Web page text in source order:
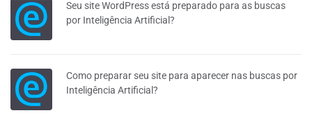
Seu site WordPress está preparado para as buscas
por Inteligência Artificial?
Como preparar seu site para aparecer nas buscas por
Inteligência Artificial?